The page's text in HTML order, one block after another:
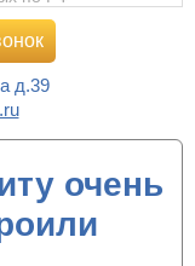
д.39
очень